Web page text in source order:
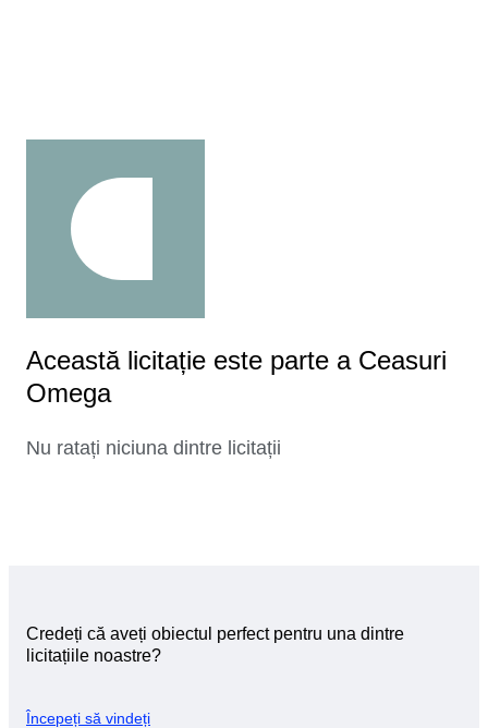
Această licitație este parte a Ceasuri
Omega
Nu ratați niciuna dintre licitații
Credeți că aveți obiectul perfect pentru una dintre
licitațiile noastre?
Începeți să vindeți